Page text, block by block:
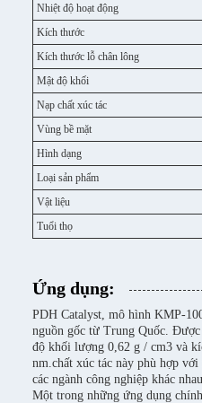
Nhiệt độ hoạt động
Kích thước
Kích thước lỗ chân lông
Mật độ khối
Nạp chất xúc tác
Vùng bề mặt
Hình dạng
Loại sản phẩm
Vật liệu
Tuổi thọ
Ứng dụng:
PDH Catalyst, mô hình KMP-
nguồn gốc từ Trung Quốc.
độ khối lượng 0,62 g / cm3 và
nm.chất xúc tác này phù hợp
các ngành công nghiệp khác
Một trong những ứng dụng